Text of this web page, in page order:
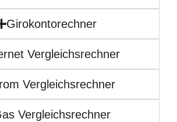
Girokontorechner
Vergleichsrechner
Vergleichsrechner
Vergleichsrechner